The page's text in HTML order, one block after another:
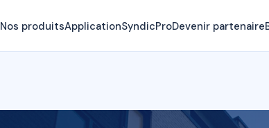
Nos produitsApplicationSyndicProDevenir partenaire